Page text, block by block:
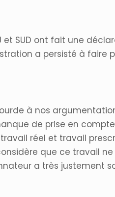
et SUD ont fait une
a persisté à faire
à nos
de prise en
réel et travail
que ce travail
a très justement